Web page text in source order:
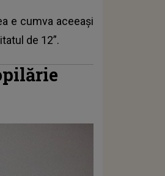
e cumva aceeași
de 12”.